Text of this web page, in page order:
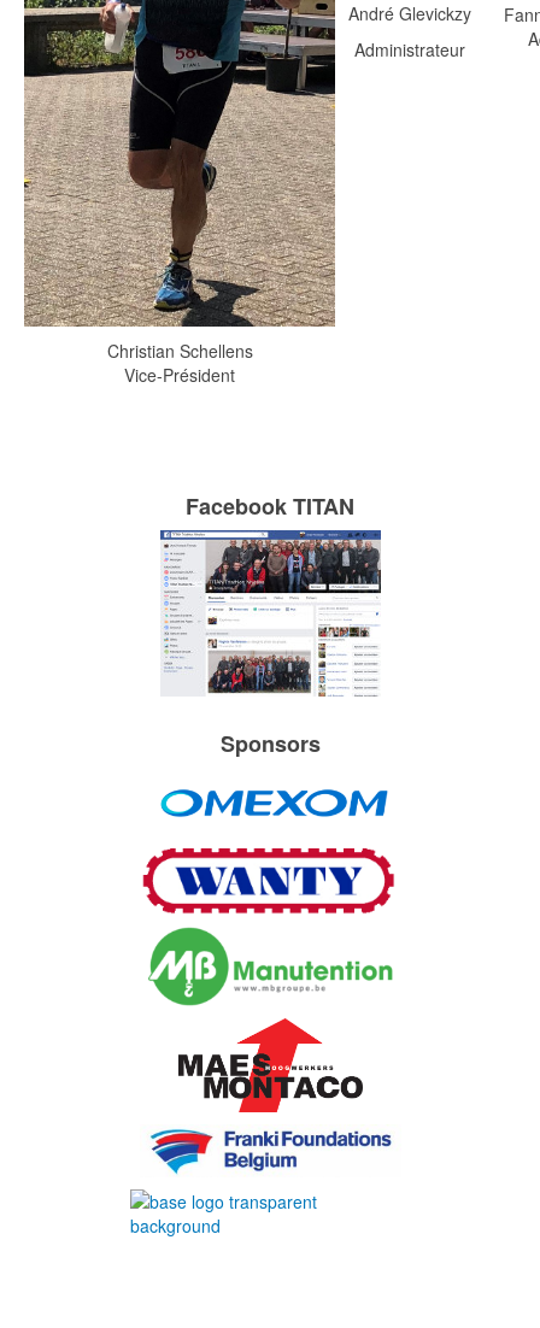
Christian Schellens
Vice-Président
André Glevickzy
Administrateur
Facebook TITAN
Sponsors